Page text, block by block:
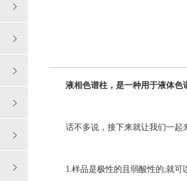
液相色谱柱，是一种用于液体色
话不多说，接下来就让我们一起
1.样品是极性的且弱酸性的;就可以